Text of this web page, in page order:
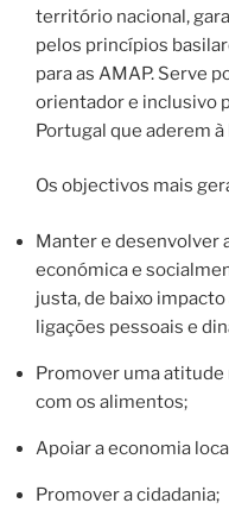
território nacional,
pelos princípios
para as AMAP. Serve
orientador e inclusivo
Portugal que aderem à
Os objectivos mais
Manter e desenvolver
económica e
justa, de baixo
ligações pessoais e
Promover uma atitude
com os alimentos;
Apoiar a economia
Promover a cidadania;